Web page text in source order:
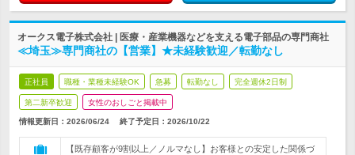
オークス電子株式会社 | 医療・産業機器などを支える電子部品の専門商社
≪埼玉≫専門商社の【営業】★未経験歓迎／転勤なし
正社員 職種・業種未経験OK 急募 転勤なし 完全週休2日制
第二新卒歓迎 女性のおしごと掲載中
情報更新日：2026/06/24 終了予定日： 2026/10/22
【既存顧客が9割以上／ノルマなし】お客様との安定した関係づ